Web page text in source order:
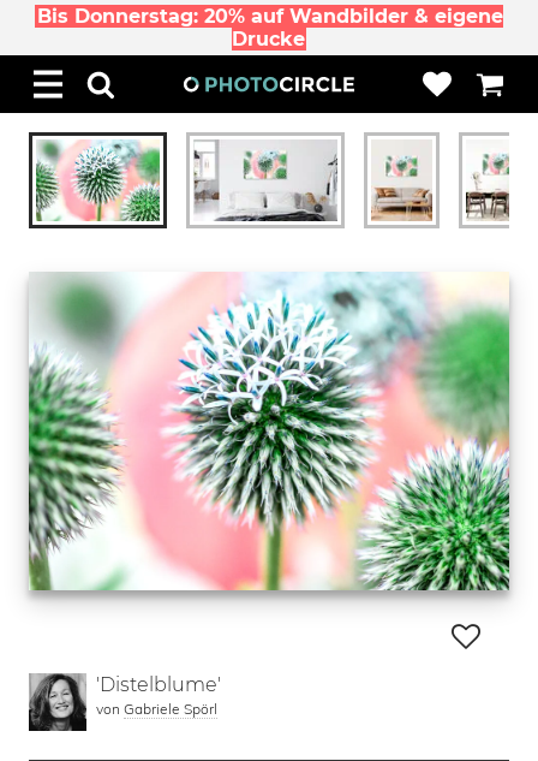
Bis Donnerstag: 20% auf Wandbilder & eigene
Drucke
'Distelblume'
von Gabriele Spörl